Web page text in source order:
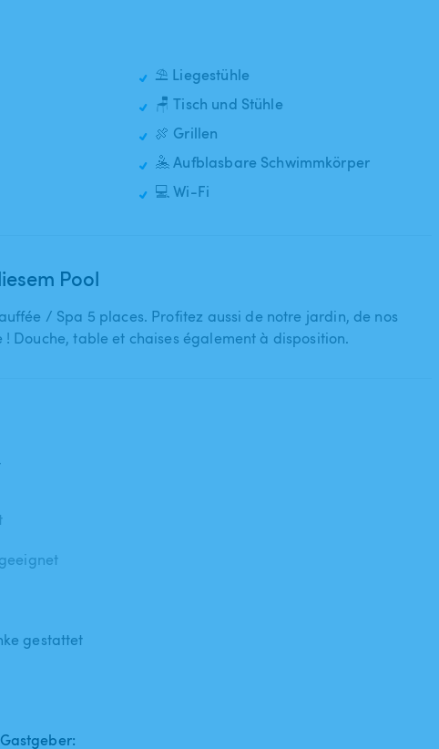
⛱️ Liegestühle
🪑 Tisch und Stühle
🍖 Grillen
🤽 Aufblasbare Schwimmkörper
💻 Wi-Fi
Pool
​/​ Spa 5 places. Profitez aussi de notre jardin​,​ de nos
Douche​,​ table et chaises également à disposition.
gestattet